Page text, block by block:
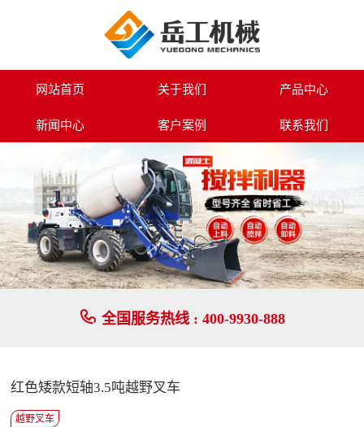
红色矮款短轴3.5吨越野叉车-岳工机械专业生产路面设备系列,小型挖掘
网站首页 关于我们 产品中心
新闻中心 客户案例 联系我们
 全国服务热线 : 400-9930-888
红色矮款短轴3.5吨越野叉车
越野叉车